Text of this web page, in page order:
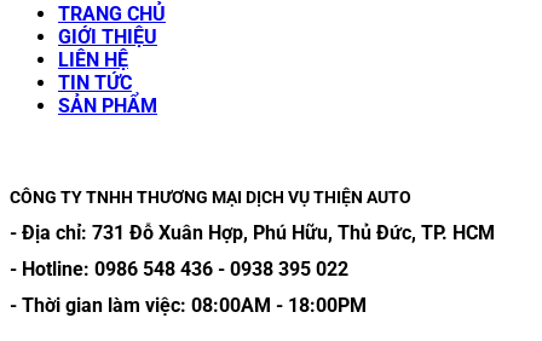
TRANG CHỦ
GIỚI THIỆU
LIÊN HỆ
TIN TỨC
SẢN PHẨM
CÔNG TY TNHH THƯƠNG MẠI DỊCH VỤ THIỆN AUTO
- Địa chỉ: 731 Đỗ Xuân Hợp, Phú Hữu, Thủ Đức, TP. HCM
- Hotline: 0986 548 436 - 0938 395 022
- Thời gian làm việc: 08:00AM - 18:00PM